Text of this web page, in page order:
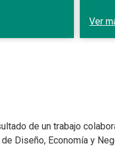
Ver
de un trabajo
Diseño, Economía y